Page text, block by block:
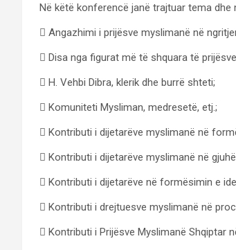
Në këtë konferencë janë trajtuar tema
 Angazhimi i prijësve myslimanë në
 Disa nga figurat më të shquara të
 H. Vehbi Dibra, klerik dhe burrë shteti;
 Komuniteti Mysliman, medresetë, etj.;
 Kontributi i dijetarëve myslimanë në
 Kontributi i dijetarëve myslimanë në
 Kontributi i dijetarëve në formësimin e
 Kontributi i drejtuesve myslimanë në
 Kontributi i Prijësve Myslimanë Shqiptar